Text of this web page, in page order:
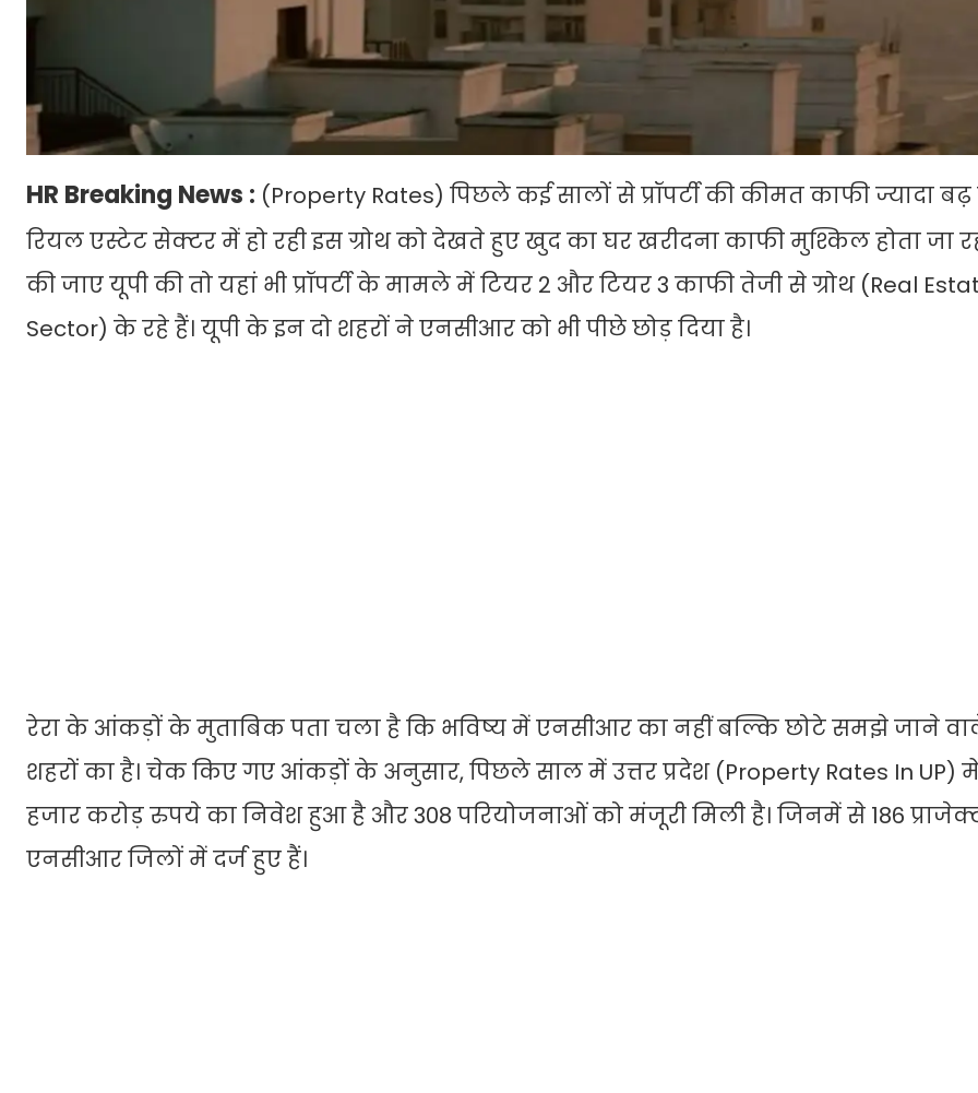
HR Breaking News : (Property Rates) पिछले कई सालों से प्रॉपर्टी की कीमत काफी ज्यादा बढ़
रियल एस्टेट सेक्टर में हो रही इस ग्रोथ को देखते हुए खुद का घर खरीदना काफी मुश्किल होता जा
की जाए यूपी की तो यहां भी प्रॉपर्टी के मामले में टियर 2 और टियर 3 काफी तेजी से ग्रोथ (Real
Sector) के रहे हैं। यूपी के इन दो शहरों ने एनसीआर को भी पीछे छोड़ दिया है।
रेरा के आंकड़ों के मुताबिक पता चला है कि भविष्य में एनसीआर का नहीं बल्कि छोटे समझे जाने
शहरों का है। चेक किए गए आंकड़ों के अनुसार, पिछले साल में उत्तर प्रदेश (Property Rates In UP)
हजार करोड़ रुपये का निवेश हुआ है और 308 परियोजनाओं को मंजूरी मिली है। जिनमें से 186
एनसीआर जिलों में दर्ज हुए हैं।